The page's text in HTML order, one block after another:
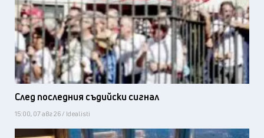
След последния съдийски сигнал
15:00, 07 авг 26 / Idealisti